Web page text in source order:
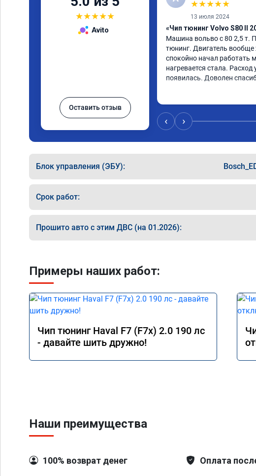
★★★★★
Avito
Оставить отзыв
★★★★★
13 июля 2024
«Чип тюнинг Volvo S80 II
Машина вольво с 80 2,5 т.
тюнинг. Двигатель
спокойно начал работать
нагревается стала. Расход
появилась. Доволен
‹ ›
Блок управления (ЭБУ):
Срок работ:
Прошито авто с этим ДВС (на 01.2026):
Примеры наших работ:
Чип тюнинг Haval F7 (F7x) 2.0 190 лс
- давайте шить дружно!
Наши преимущества
100% возврат денег Оплата